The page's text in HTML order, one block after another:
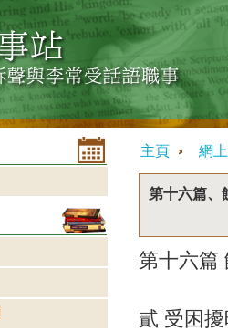
主頁 網
第十六篇、
第十六篇
貳 受困